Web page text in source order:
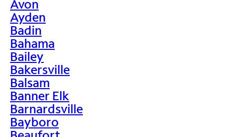
Avon
Ayden
Badin
Bahama
Bailey
Bakersville
Balsam
Banner Elk
Barnardsville
Bayboro